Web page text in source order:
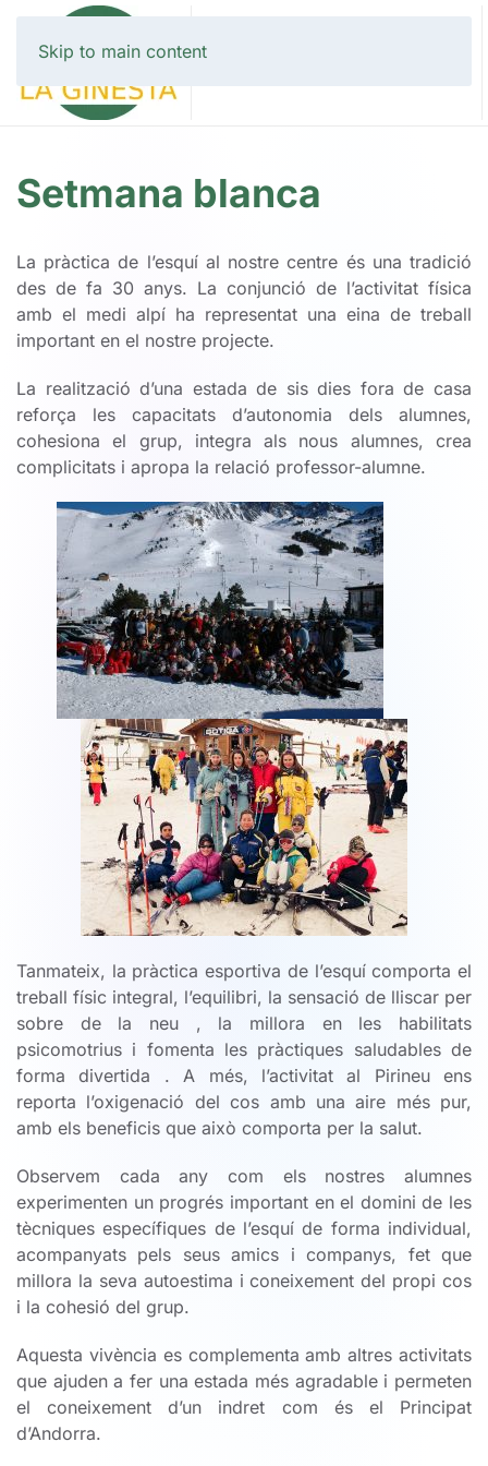
Skip to main content
Setmana blanca
La pràctica de l’esquí al nostre centre és una tradició
des de fa 30 anys. La conjunció de l’activitat física
amb el medi alpí ha representat una eina de treball
important en el nostre projecte.
La realització d’una estada de sis dies fora de casa
reforça les capacitats d’autonomia dels alumnes,
cohesiona el grup, integra als nous alumnes, crea
complicitats i apropa la relació professor-alumne.
Tanmateix, la pràctica esportiva de l’esquí comporta el
treball físic integral, l’equilibri, la sensació de lliscar per
sobre de la neu , la millora en les habilitats
psicomotrius i fomenta les pràctiques saludables de
forma divertida . A més, l’activitat al Pirineu ens
reporta l’oxigenació del cos amb una aire més pur,
amb els beneficis que això comporta per la salut.
Observem cada any com els nostres alumnes
experimenten un progrés important en el domini de les
tècniques específiques de l’esquí de forma individual,
acompanyats pels seus amics i companys, fet que
millora la seva autoestima i coneixement del propi cos
i la cohesió del grup.
Aquesta vivència es complementa amb altres activitats
que ajuden a fer una estada més agradable i permeten
el coneixement d’un indret com és el Principat
d’Andorra.